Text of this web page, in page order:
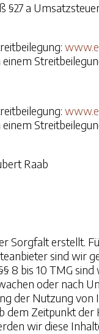
a
Raab
Sorgfalt erstellt.
sind wir
8 bis 10 TMG
oder nach
der Nutzung
dem Zeitpunkt
wir diese